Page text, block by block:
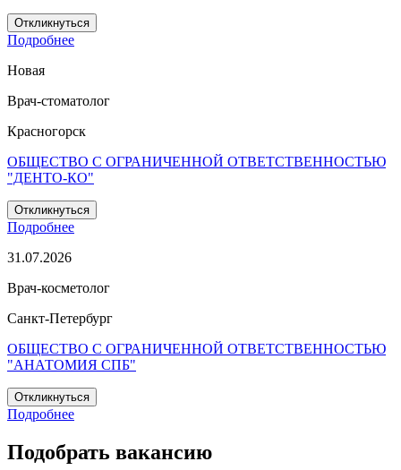
Откликнуться
Подробнее
Новая
Врач-стоматолог
Красногорск
ОБЩЕСТВО С ОГРАНИЧЕННОЙ ОТВЕТСТВЕННОСТЬЮ
"ДЕНТО-КО"
Откликнуться
Подробнее
31.07.2026
Врач-косметолог
Санкт-Петербург
ОБЩЕСТВО С ОГРАНИЧЕННОЙ ОТВЕТСТВЕННОСТЬЮ
"АНАТОМИЯ СПБ"
Откликнуться
Подробнее
Подобрать вакансию